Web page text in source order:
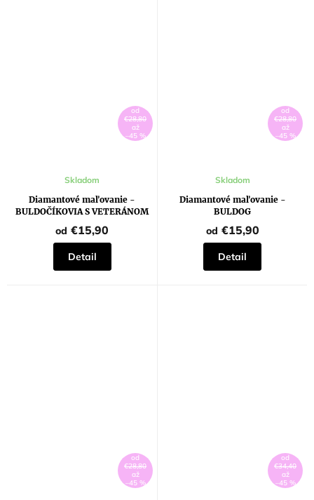
od
€28,80
až
–45 %
Diamantové maľovanie -
BULDOČÍKOVIA S VETERÁNOM
Skladom
od €15,90
Detail
od
€28,80
až
–45 %
Diamantové maľovanie -
BULDOG
Skladom
od €15,90
Detail
od
€28,80
až
–45 %
od
€34,40
až
–45 %